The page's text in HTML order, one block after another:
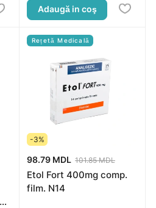
Adaugă in coş
Rețetă Medicală
-3%
98.79 MDL 101.85 MDL
Etol Fort 400mg comp.
film. N14